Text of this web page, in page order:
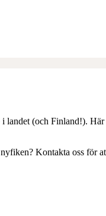
landet (och Finland!).
Kontakta oss för